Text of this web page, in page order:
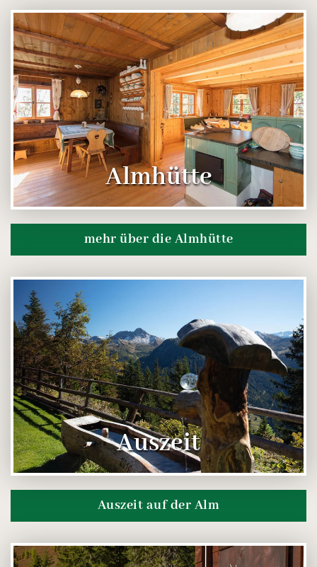
Almhütte
mehr über die Almhütte
Auszeit
Auszeit auf der Alm